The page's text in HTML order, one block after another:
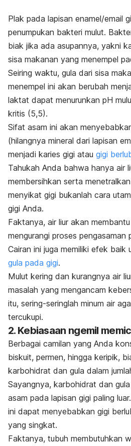
Plak pada lapisan enamel/email
penumpukan bakteri mulut.
biak jika ada asupannya, yakni
sisa makanan yang menempel
Seiring waktu, gula dari sisa
menempel ini akan berubah
laktat dapat menurunkan pH
kritis (5,5).
Sifat asam ini akan
(hilangnya mineral dari lapisan
menjadi karies gigi atau gigi
Tahukah Anda bahwa hanya air
membersihkan serta
menyikat gigi bukanlah cara
gigi Anda.
Faktanya, air liur akan
mengurangi proses pengasaman
Cairan ini juga memiliki efek baik
gula pada gigi.
Mulut kering dan kurangnya air
masalah yang mengancam
itu, sering-seringlah minum air
tercukupi.
2. Kebiasaan ngemil
Berbagai camilan yang Anda
biskuit, permen, hingga keripik,
karbohidrat dan gula dalam
Sayangnya, karbohidrat dan
asam pada lapisan gigi paling
ini dapat menyebabkan gigi
yang singkat.
Faktanya, tubuh membutuhkan